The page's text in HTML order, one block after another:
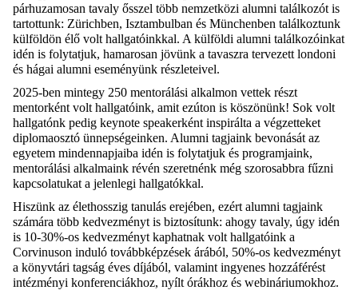
párhuzamosan tavaly ősszel több nemzetközi alumni találkozót is
tartottunk: Zürichben, Isztambulban és Münchenben találkoztunk
külföldön élő volt hallgatóinkkal. A külföldi alumni találkozóinkat
idén is folytatjuk, hamarosan jövünk a tavaszra tervezett londoni
és hágai alumni eseményünk részleteivel.
2025-ben mintegy 250 mentorálási alkalmon vettek részt
mentorként volt hallgatóink, amit ezúton is köszönünk! Sok volt
hallgatónk pedig keynote speakerként inspirálta a végzetteket
diplomaosztó ünnepségeinken. Alumni tagjaink bevonását az
egyetem mindennapjaiba idén is folytatjuk és programjaink,
mentorálási alkalmaink révén szeretnénk még szorosabbra fűzni
kapcsolatukat a jelenlegi hallgatókkal.
Hiszünk az élethosszig tanulás erejében, ezért alumni tagjaink
számára több kedvezményt is biztosítunk: ahogy tavaly, úgy idén
is 10-30%-os kedvezményt kaphatnak volt hallgatóink a
Corvinuson induló továbbképzések árából, 50%-os kedvezményt
a könyvtári tagság éves díjából, valamint ingyenes hozzáférést
intézményi konferenciákhoz, nyílt órákhoz és webináriumokhoz.